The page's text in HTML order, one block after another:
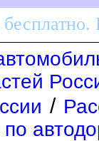
/